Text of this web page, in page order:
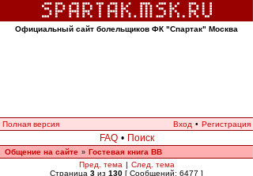
Официальный сайт болельщиков ФК "Спартак" Москва
Полная версия Вход • Регистрация
FAQ • Поиск
Общение на сайте » Гостевая книга ВВ
Пред. тема | След. тема
Страница 3 из 130 [ Сообщений: 6477 ]